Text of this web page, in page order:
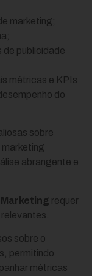
marketing;
de publicidade
métricas e KPIs
do
sobre
abrangente e
requer
sobre o
permitindo
métricas